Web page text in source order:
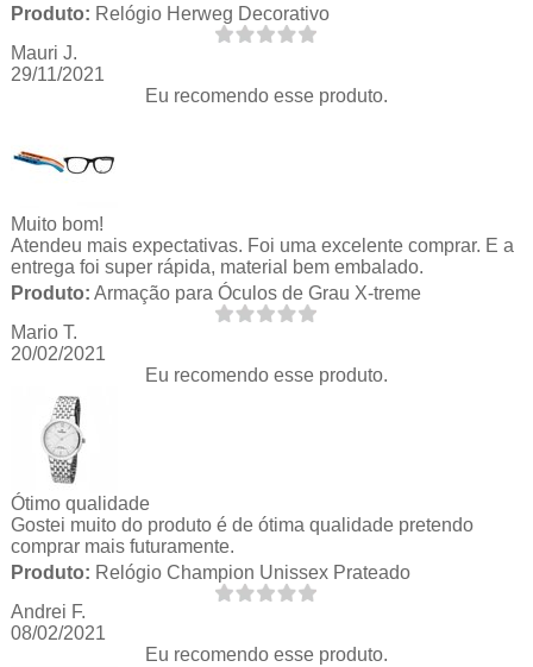
Produto: Relógio Herweg Decorativo
Mauri J.
29/11/2021
Eu recomendo esse produto.
Muito bom!
Atendeu mais expectativas. Foi uma excelente comprar. E a
entrega foi super rápida, material bem embalado.
Produto: Armação para Óculos de Grau X-treme
Mario T.
20/02/2021
Eu recomendo esse produto.
Ótimo qualidade
Gostei muito do produto é de ótima qualidade pretendo
comprar mais futuramente.
Produto: Relógio Champion Unissex Prateado
Andrei F.
08/02/2021
Eu recomendo esse produto.